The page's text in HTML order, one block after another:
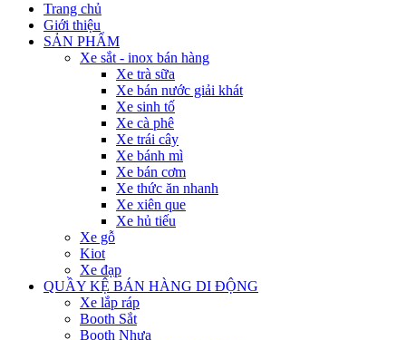
Trang chủ
Giới thiệu
SẢN PHẨM
Xe sắt - inox bán hàng
Xe trà sữa
Xe bán nước giải khát
Xe sinh tố
Xe cà phê
Xe trái cây
Xe bánh mì
Xe bán cơm
Xe thức ăn nhanh
Xe xiên que
Xe hủ tiếu
Xe gỗ
Kiot
Xe đạp
QUẦY KỆ BÁN HÀNG DI ĐỘNG
Xe lắp ráp
Booth Sắt
Booth Nhựa